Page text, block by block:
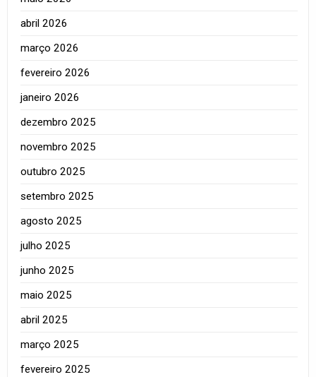
abril 2026
março 2026
fevereiro 2026
janeiro 2026
dezembro 2025
novembro 2025
outubro 2025
setembro 2025
agosto 2025
julho 2025
junho 2025
maio 2025
abril 2025
março 2025
fevereiro 2025